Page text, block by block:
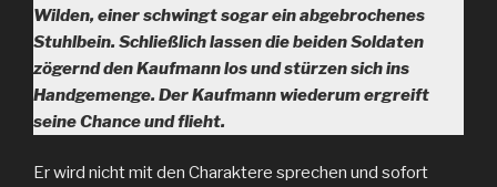
Wilden, einer schwingt sogar ein abgebrochenes
Stuhlbein. Schließlich lassen die beiden Soldaten
zögernd den Kaufmann los und stürzen sich ins
Handgemenge. Der Kaufmann wiederum ergreift
seine Chance und flieht.
Er wird nicht mit den Charaktere sprechen und sofort